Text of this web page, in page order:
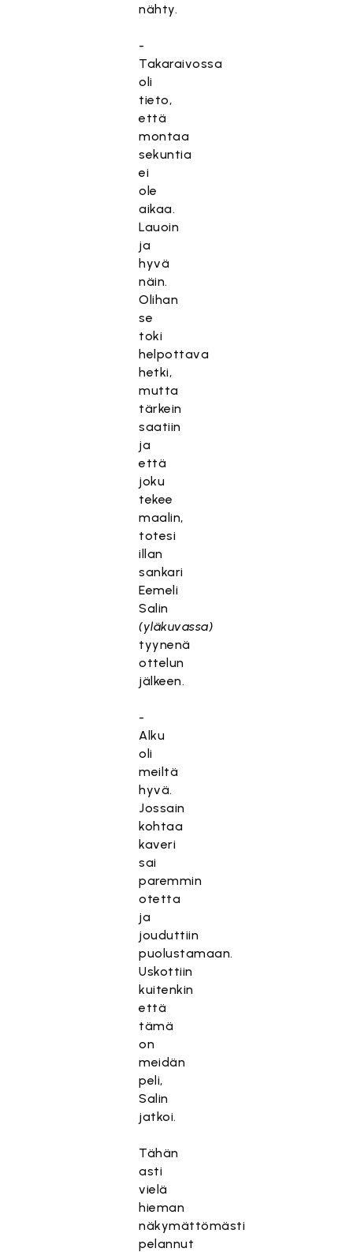
nähty.
-
Takaraivossa
oli
tieto,
että
montaa
sekuntia
ei
ole
aikaa.
Lauoin
ja
hyvä
näin.
Olihan
se
toki
helpottava
hetki,
mutta
tärkein
saatiin
ja
että
joku
tekee
maalin,
totesi
illan
sankari
Eemeli
Salin
(yläkuvassa)
tyynenä
ottelun
jälkeen.
-
Alku
oli
meiltä
hyvä.
Jossain
kohtaa
kaveri
sai
paremmin
otetta
ja
jouduttiin
puolustamaan.
Uskottiin
kuitenkin
että
tämä
on
meidän
peli,
Salin
jatkoi.
Tähän
asti
vielä
hieman
näkymättömästi
pelannut